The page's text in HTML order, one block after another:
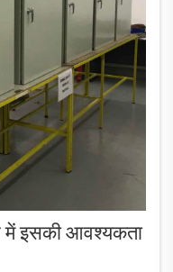
में इसकी आवश्यकता